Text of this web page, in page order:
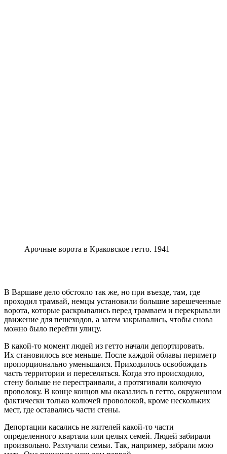
Арочные ворота в Краковское гетто. 1941
В Варшаве дело обстояло так же, но при въезде, там, где
проходил трамвай, немцы установили большие зарешеченные
ворота, которые раскрывались перед трамваем и перекрывали
движение для пешеходов, а затем закрывались, чтобы снова
можно было перейти улицу.
В какой‑то момент людей из гетто начали депортировать.
Их становилось все меньше. После каждой облавы периметр
пропорционально уменьшался. Приходилось освобождать
часть территории и переселяться. Когда это происходило,
стену больше не перестраивали, а протягивали колючую
проволоку. В конце концов мы оказались в гетто, окруженном
фактически только колючей проволокой, кроме нескольких
мест, где оставались части стены.
Депортации касались не жителей какой‑то части
определенного квартала или целых семей. Людей забирали
произвольно. Разлучали семьи. Так, например, забрали мою